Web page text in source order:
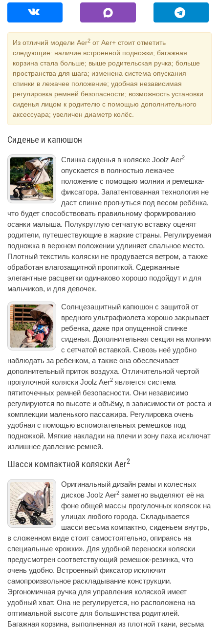
Из отличий модели Aer2 от Aer+ стоит отметить
следующие: наличие встроенной подножки; багажная
корзина стала больше; выше родительская ручка; больше
пространства для шага; изменена система опускания
спинки в лежачее положение; удобная независимая
регулировка ремней безопасности; возможность установки
сиденья лицом к родителю с помощью дополнительного
аксессуара; увеличен диаметр колёс.
Сиденье и капюшон
Спинка сиденья в коляске Joolz Aer2
опускается в полностью лежачее
положение с помощью молнии и ремешка-
фиксатора. Запатентованная технология не
даст спинке прогнуться под весом ребёнка,
что будет способствовать правильному формированию
осанки малыша. Полукруглую сетчатую вставку оценят
родители, путешествующие в жаркие страны. Регулируемая
подножка в верхнем положении удлиняет спальное место.
Плотный текстиль коляски не продувается ветром, а также
обработан влагозащитной пропиткой. Сдержанные
элегантные расцветки одинаково хорошо подойдут и для
мальчиков, и для девочек.
Солнцезащитный капюшон с защитой от
вредного ультрафиолета хорошо закрывает
ребенка, даже при опущенной спинке
сиденья. Дополнительная секция на молнии
с сетчатой вставкой. Сквозь неё удобно
наблюдать за ребенком, а также она обеспечивает
дополнительный приток воздуха. Отличительной чертой
прогулочной коляски Joolz Aer2 является система
пятиточечных ремней безопасности. Они независимо
регулируются по высоте и объёму, в зависимости от роста и
комплекции маленького пассажира. Регулировка очень
удобная с помощью вспомогательных ремешков под
подножкой. Мягкие накладки на плечи и зону паха исключат
излишнее давление ремней.
Шасси компактной коляски Aer2
Оригинальный дизайн рамы и колесных
дисков Joolz Aer2 заметно выделяют её на
фоне общей массы прогулочных колясок на
улицах любого города. Складывается
шасси весьма компактно, сиденьем внутрь,
в сложенном виде стоит самостоятельно, опираясь на
специальные «рожки». Для удобной переноски коляски
предусмотрен соответствующий ремешок-резинка, что
очень удобно. Встроенный фиксатор исключит
самопроизвольное раскладывание конструкции.
Эргономичная ручка для управления коляской имеет
удобный хват. Она не регулируется, но расположена на
оптимальной высоте для большинства родитилей.
Багажная корзина, выполненная из плотной ткани, весьма